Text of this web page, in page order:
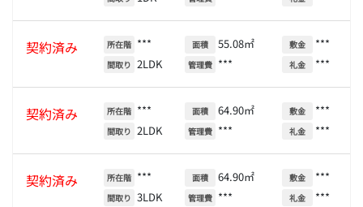
契約済み 所在階 ***
間取り 2LDK
面積 55.08㎡
管理費 ***
敷金 ***
礼金 ***
契約済み 所在階 ***
間取り 2LDK
面積 64.90㎡
管理費 ***
敷金 ***
礼金 ***
契約済み 所在階 ***
間取り 3LDK
面積 64.90㎡
管理費 ***
敷金 ***
礼金 ***